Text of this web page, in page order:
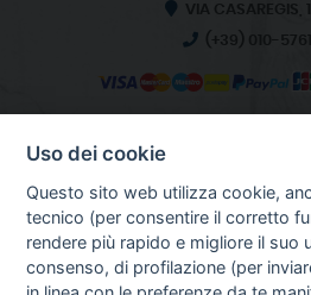
VIA CASAREGIS,
(+39) 010-
HOME
CHI SIAMO
NOTIZIE
CONTATTI
Uso dei cookie
Questo sito web utilizza cookie,
tecnico (per consentire il corretto
rendere più rapido e migliore il suo
consenso, di profilazione (per